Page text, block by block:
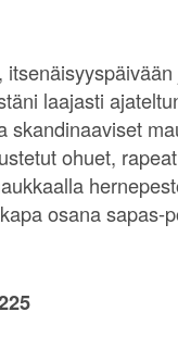
laajasti
skandinaaviset
ohuet,
osana sapas-